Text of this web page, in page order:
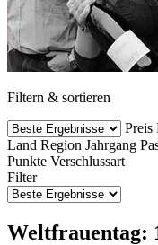
Filtern & sortieren
Preis
Land Region Jahrgang
Punkte Verschlussart
Filter
Weltfrauentag: